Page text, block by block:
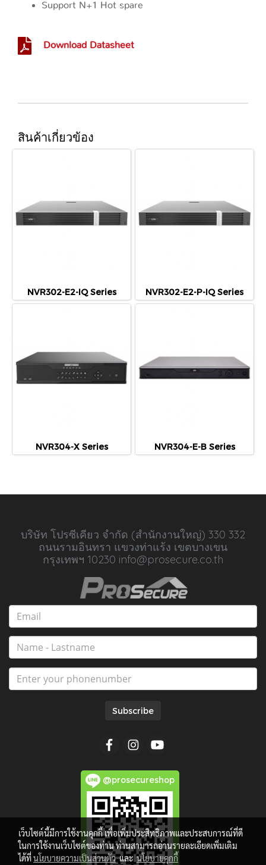
Support N+1 Hot spare
Download Datasheet
สินค้าเกี่ยวข้อง
NVR302-E2-IQ Series NVR302-E2-P-IQ Series
NVR304-X Series NVR304-E-B Series
บริษัท โปรซีเคียว จำกัด (สำนักงานใหญ่) 330 332
ถนนรามอินทรา แขวงท่าแร้ง เขตบางเขน
กรุงเทพฯ 10230 info@prosecure.co.th
Subscribe
@prosecureshop
เว็บไซต์นี้มีการใช้งานคุกกี้ เพื่อเพิ่มประสิทธิภาพและประสบการณ์ที่ดี
ในการใช้งานเว็บไซต์ของท่าน ท่านสามารถอ่านรายละเอียดเพิ่มเติม
ได้ที่นโยบายความเป็นส่วนตัวและนโยบายคุกกี้